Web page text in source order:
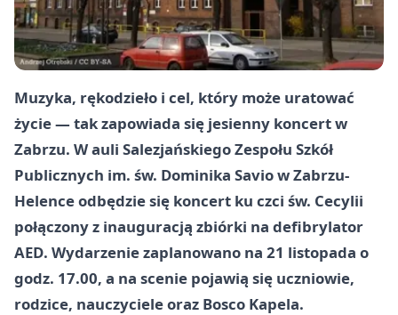
Muzyka, rękodzieło i cel, który może uratować
życie — tak zapowiada się jesienny koncert w
Zabrzu. W auli Salezjańskiego Zespołu Szkół
Publicznych im. św. Dominika Saviow Zabrzu-
Helence odbędzie się koncert ku czci św. Cecylii
połączony z inauguracją zbiórki na defibrylator
AED. Wydarzenie zaplanowano na 21 listopada o
godz. 17.00, a na scenie pojawią się uczniowie,
rodzice, nauczyciele oraz Bosco Kapela.